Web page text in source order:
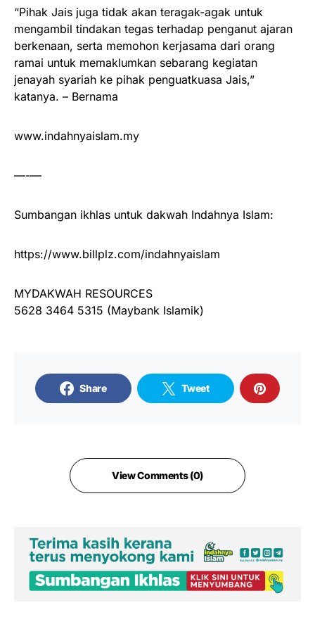
“Pihak Jais juga tidak akan teragak-agak untuk
mengambil tindakan tegas terhadap penganut ajaran
berkenaan, serta memohon kerjasama dari orang
ramai untuk memaklumkan sebarang kegiatan
jenayah syariah ke pihak penguatkuasa Jais,”
katanya. – Bernama
www.indahnyaislam.my
—-—
Sumbangan ikhlas untuk dakwah Indahnya Islam:
https://www.billplz.com/indahnyaislam
MYDAKWAH RESOURCES
5628 3464 5315 (Maybank Islamik)
Share Tweet
View Comments (0)